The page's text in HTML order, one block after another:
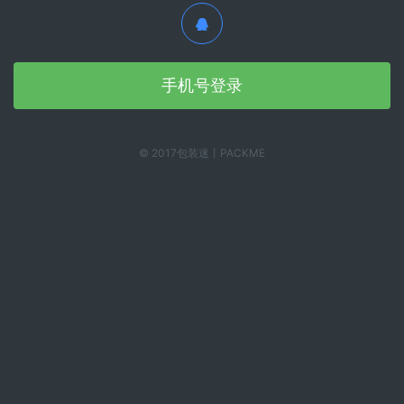
手机号登录
© 2017包装迷丨PACKME